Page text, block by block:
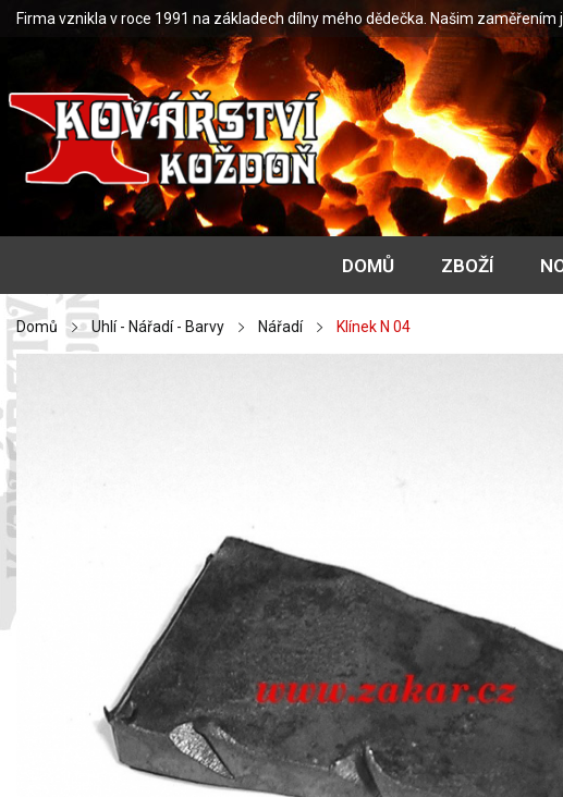
Firma vznikla v roce 1991 na základech dílny mého dědečka. Našim zaměřením
DOMŮ ZBOŽÍ
Domů Uhlí - Nářadí - Barvy Nářadí Klínek N 04